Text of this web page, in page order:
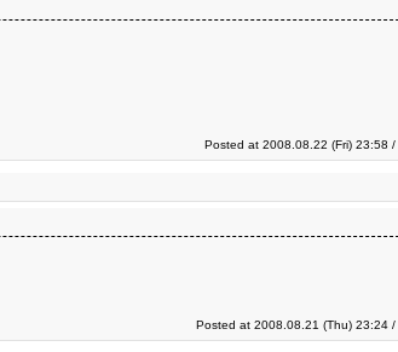
Posted at 2008.08.22 (Fri) 23:58 /
Posted at 2008.08.21 (Thu) 23:24 /